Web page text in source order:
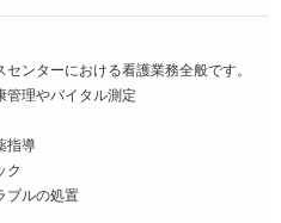
ンターにおける看護業務全般です。
管理やバイタル測定
指導
ク
ブルの処置